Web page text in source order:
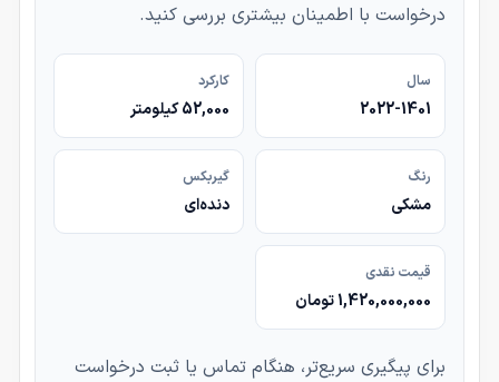
درخواست با اطمینان بیشتری بررسی کنید.
سال
2022-1401
کارکرد
52,000 کیلومتر
رنگ
مشکی
گیربکس
دنده‌ای
قیمت نقدی
1,420,000,000 تومان
برای پیگیری سریع‌تر، هنگام تماس یا ثبت درخواست